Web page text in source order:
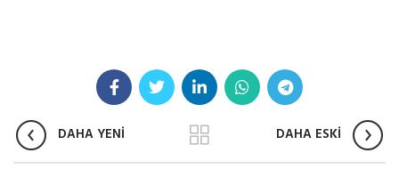
DAHA YENİ DAHA ESKİ